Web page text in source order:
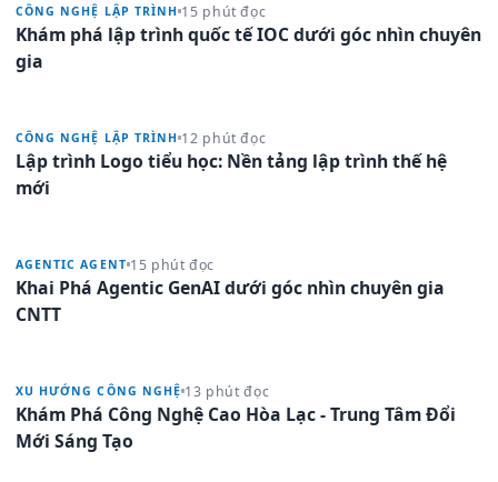
CÔNG NGHỆ LẬP TRÌNH 15 phút đọc
Khám phá lập trình quốc tế IOC dưới góc nhìn chuyên
gia
CÔNG NGHỆ LẬP TRÌNH 12 phút đọc
Lập trình Logo tiểu học: Nền tảng lập trình thế hệ
mới
AGENTIC AGENT 15 phút đọc
Khai Phá Agentic GenAI dưới góc nhìn chuyên gia
CNTT
XU HƯỚNG CÔNG NGHỆ 13 phút đọc
Khám Phá Công Nghệ Cao Hòa Lạc - Trung Tâm Đổi
Mới Sáng Tạo